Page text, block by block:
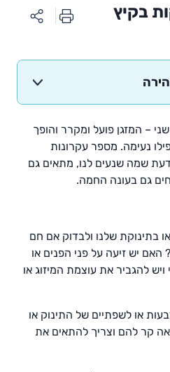
בקיץ
– המזגן פועל ומקרר והופך
נעימה. מספר עקרונות
שמה שנעים לנו, מתאים גם
גם בעונה החמה.
בתינוקת שלנו ולבדוק אם חם
האם יש זיעה על פני הפנים או
להגביר את עוצמת המיזוג או
או לשפתיים של התינוק או
קר להם וצריך להתאים את